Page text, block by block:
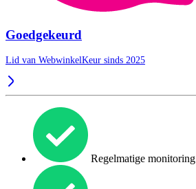
Goedgekeurd
Lid van WebwinkelKeur sinds 2025
Regelmatige monitoring